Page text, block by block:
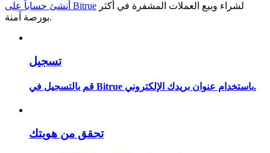
معلومة أنشئ حساباً على Bitrue
بورصة آمنة.
تسجيل
قم بالتسجيل في Bitrue باستخدام عنوان بريدك الإلكتروني.
تحقق من هويتك